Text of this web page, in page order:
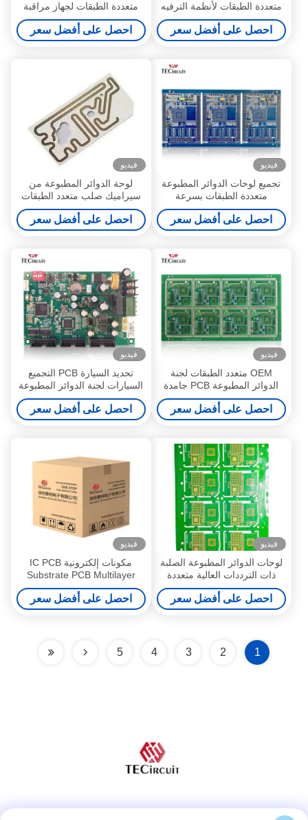
متعددة الطبقات لأنظمة الترفيه
داخل السيارة
احصل على أفضل سعر
متعددة الطبقات لجهاز مراقبة
ضربات القلب
احصل على أفضل سعر
فيديو
تجميع لوحات الدوائر المطبوعة
متعددة الطبقات بسرعة
للخدمات الإلكترونية الاستهلاكية
لتجميع لوحات الدوائر المطبوعة
احصل على أفضل سعر
فيديو
لوحة الدوائر المطبوعة من
سيراميك صلب متعدد الطبقات
لجهاز التصوير بالرنين
المغناطيسي
احصل على أفضل سعر
فيديو
OEM متعدد الطبقات لجنة
الدوائر المطبوعة PCB جامدة
نصف معدنية على أربعة جوانب
احصل على أفضل سعر
فيديو
تحديد السيارة PCB التجميع
السيارات لجنة الدوائر المطبوعة
PCBA متعددة الطبقات
احصل على أفضل سعر
فيديو
لوحات الدوائر المطبوعة الصلبة
ذات الترددات العالية متعددة
الطبقات PCB للأجهزة
الإلكترونية الاستهلاكية
احصل على أفضل سعر
فيديو
مكونات إلكترونية IC PCB
Substrate PCB Multilayer
PCB HDI ENEPIG RF Module
صلبة
احصل على أفضل سعر
1
2
3
4
5